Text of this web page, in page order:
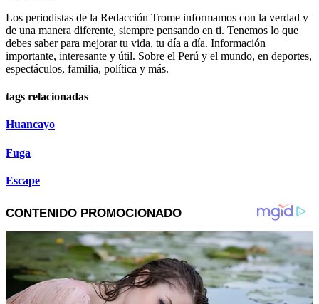
Los periodistas de la Redacción Trome informamos con la verdad y
de una manera diferente, siempre pensando en ti. Tenemos lo que
debes saber para mejorar tu vida, tu día a día. Información
importante, interesante y útil. Sobre el Perú y el mundo, en deportes,
espectáculos, familia, política y más.
tags relacionadas
Huancayo
Fuga
Escape